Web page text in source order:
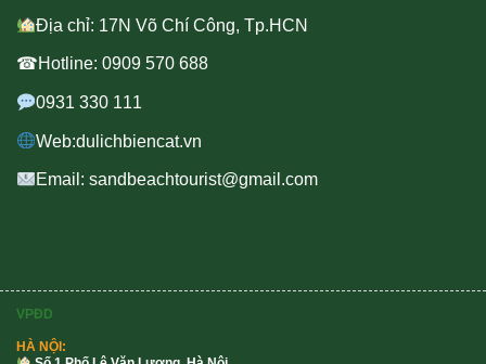
Địa chỉ: 17N Võ Chí Công, Tp.HCN
☎Hotline: 0909 570 688
0931 330 111
Web:dulichbiencat.vn
Email: sandbeachtourist@gmail.com
VPĐD
HÀ NỘI: